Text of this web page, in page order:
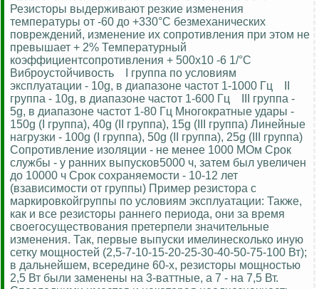
Резисторы выдерживают резкие изменения
температуры от -60 до +330°С безмеханических
повреждений, изменение их сопротивления при этом не
превышает + 2% Температурный
коэффициентсопротивления + 500х10 -6 1/°С
Виброустойчивость I группа по условиям
эксплуатации - 10g, в диапазоне частот 1-1000 Гц II
группа - 10g, в диапазоне частот 1-600 Гц III группа -
5g, в диапазоне частот 1-80 Гц Многократные удары -
150g (I группа), 40g (II группа), 15g (III группа) Линейные
нагрузки - 100g (I группа), 50g (II группа), 25g (III группа)
Сопротивление изоляции - не менее 1000 МОм Срок
службы - у ранних выпусков5000 ч, затем был увеличен
до 10000 ч Срок сохраняемости - 10-12 лет
(взависимости от группы) Пример резистора с
маркировкойгруппы по условиям эксплуатации: Также,
как и все резисторы раннего периода, они за время
своегосуществования претерпели значительные
изменения. Так, первые выпуски имелинесколько иную
сетку мощностей (2,5-7-10-15-20-25-30-40-50-75-100 Вт);
в дальнейшем, всередине 60-х, резисторы мощностью
2,5 Вт были заменены на 3-ваттные, а 7 - на 7,5 Вт.